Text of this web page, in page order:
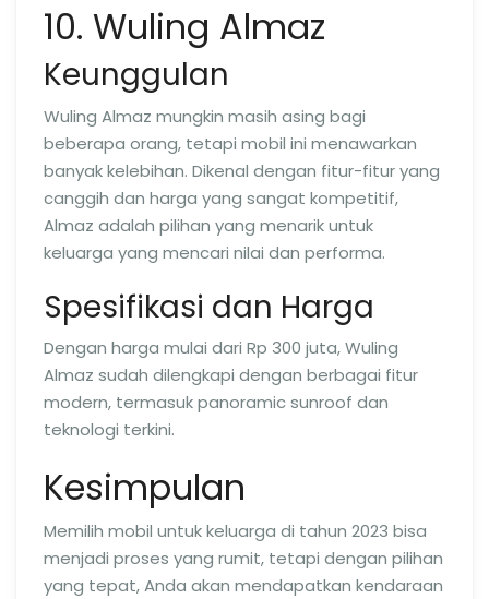
10. Wuling Almaz
Keunggulan
Wuling Almaz mungkin masih asing bagi
beberapa orang, tetapi mobil ini menawarkan
banyak kelebihan. Dikenal dengan fitur-fitur yang
canggih dan harga yang sangat kompetitif,
Almaz adalah pilihan yang menarik untuk
keluarga yang mencari nilai dan performa.
Spesifikasi dan Harga
Dengan harga mulai dari Rp 300 juta, Wuling
Almaz sudah dilengkapi dengan berbagai fitur
modern, termasuk panoramic sunroof dan
teknologi terkini.
Kesimpulan
Memilih mobil untuk keluarga di tahun 2023 bisa
menjadi proses yang rumit, tetapi dengan pilihan
yang tepat, Anda akan mendapatkan kendaraan